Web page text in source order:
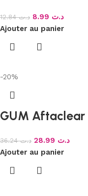
د.ت12.84 د.ت
Ajouter au panier
-20%
GUM Aftaclear
د.ت36.24 د.ت
Ajouter au panier